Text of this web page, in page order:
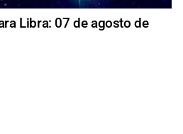
Libra: 07 de agosto de